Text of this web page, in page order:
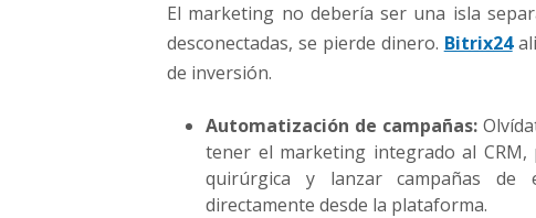
El marketing no debería ser una isla
desconectadas, se pierde dinero. Bitrix24
de inversión.
Automatización de campañas:
tener el marketing integrado al
quirúrgica y lanzar campañas de
directamente desde la plataforma.